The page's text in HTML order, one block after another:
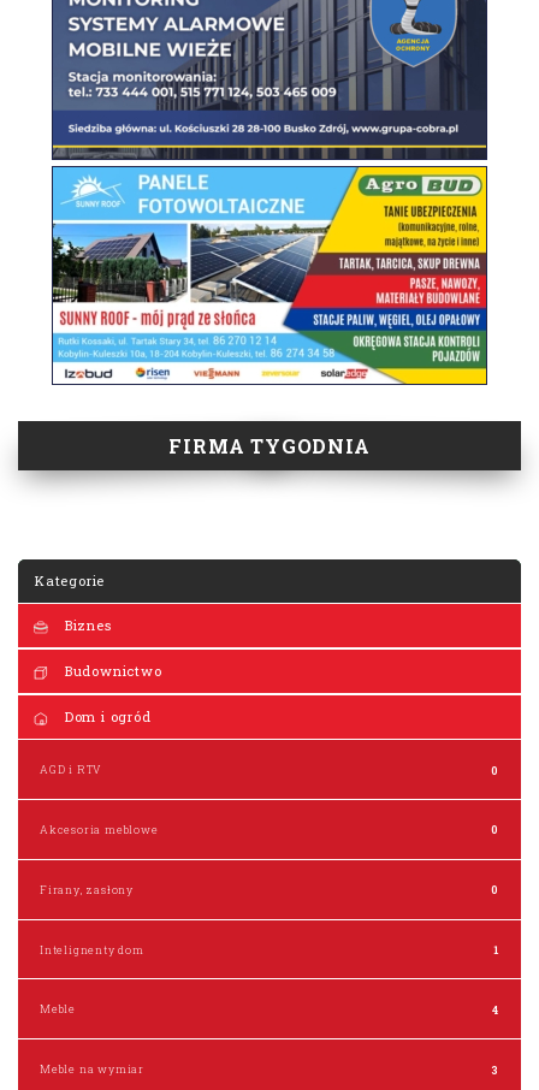
FIRMA TYGODNIA
Kategorie
Biznes
Budownictwo
Dom i ogród
AGD i RTV 0
Akcesoria meblowe 0
Firany, zasłony 0
Intelignenty dom 1
Meble 4
Meble na wymiar 3